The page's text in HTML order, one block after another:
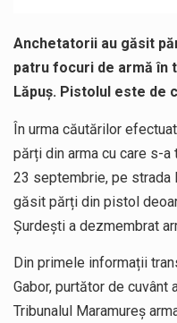
Anchetatorii au găsit
patru focuri de armă în
Lăpuș. Pistolul este de
În urma căutărilor
părți din arma cu care s-
23 septembrie, pe strada
găsit părți din pistol
Șurdești a dezmembrat
Din primele informații
Gabor, purtător de cuvânt
Tribunalul Maramureș